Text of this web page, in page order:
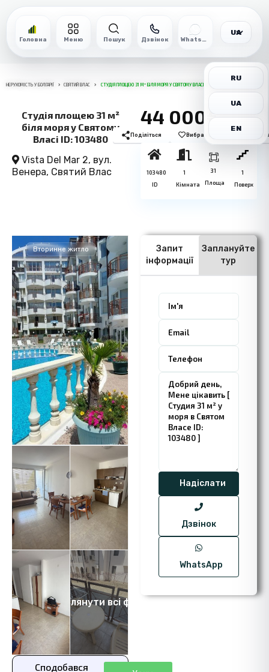
Головна Меню Пошук Дзвінок WhatsApp
UA
RU
UA
EN
НЕРУХОМІСТЬ У БОЛГАРІЇ СВЯТИЙ ВЛАС СТУДІЯ ПЛОЩЕЮ 31 М² БІЛЯ МОРЯ У СВЯТОМУ ВЛАСІ ID: 103480
Студія площею 31 м²
біля моря у Святому
Власі ID: 103480
Vista Del Mar 2, вул.
Венера, Святий Влас
44 000€
Поділіться Вибране
103480
ID
1
Кімната
31
Площа
1
Поверх
Переглянути всі фото 8
Вторинне житло
Сподобався
Запит
інформації
Заплануйте
тур
Дзвінок
WhatsApp